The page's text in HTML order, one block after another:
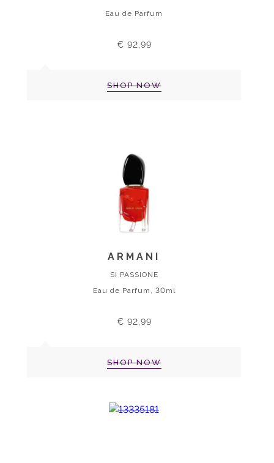
Eau de Parfum
€ 92,99
SHOP NOW
ARMANI
SI PASSIONE
Eau de Parfum, 30ml
€ 92,99
SHOP NOW